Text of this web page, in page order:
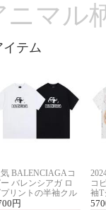
ニマル
テム
気 BALENCIAGAコ
ー バレンシアガ ロ
リントの半袖クル
ックTシャツ
円
コ
袖T
に